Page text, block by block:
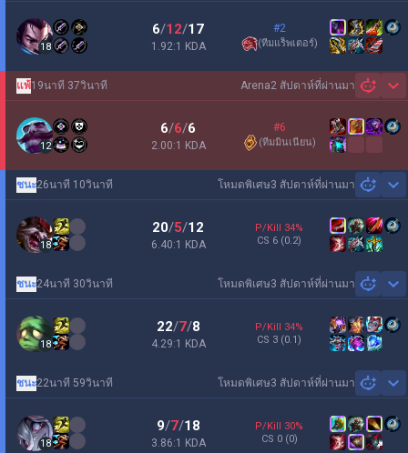
18
6/12/17
1.92:1 KDA
#2
(ทีมแร็พเตอร์)
Arena2 สัปดาห์ที่ผ่านมา
แพ้19นาที 37วินาที
12
6/6/6
2.00:1 KDA
#6
(ทีมมินเนียน)
โหมดพิเศษ3 สัปดาห์ที่ผ่านมา
ชนะ26นาที 10วินาที
18
20/5/12
6.40:1 KDA
P/Kill 34%
CS 6 (0.2)
โหมดพิเศษ3 สัปดาห์ที่ผ่านมา
ชนะ24นาที 30วินาที
18
22/7/8
4.29:1 KDA
P/Kill 34%
CS 3 (0.1)
โหมดพิเศษ3 สัปดาห์ที่ผ่านมา
ชนะ22นาที 59วินาที
18
9/7/18
3.86:1 KDA
P/Kill 30%
CS 0 (0)